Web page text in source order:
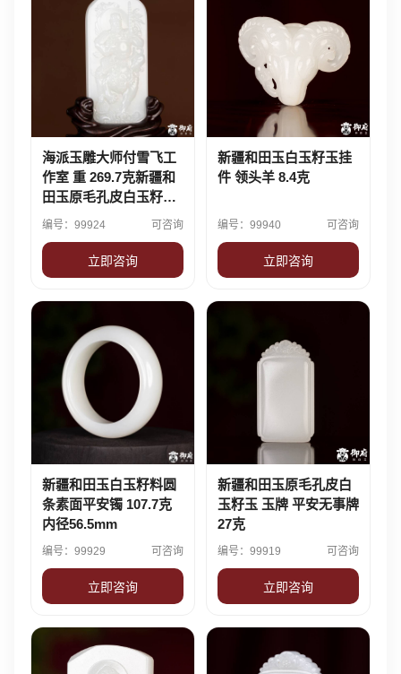
海派玉雕大师付雪飞工
作室 重 269.7克新疆和
田玉原毛孔皮白玉籽玉
摆件 武财神·赵公明
编号：99924 可咨询
立即咨询
新疆和田玉白玉籽玉挂
件 领头羊 8.4克
编号：99940 可咨询
立即咨询
新疆和田玉白玉籽料圆
条素面平安镯 107.7克
内径56.5mm
编号：99929 可咨询
立即咨询
新疆和田玉原毛孔皮白
玉籽玉 玉牌 平安无事牌
27克
编号：99919 可咨询
立即咨询